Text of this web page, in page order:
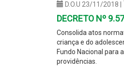
D.O.U 23/11/2018 |
DECRETO Nº
Consolida atos
criança e do
Fundo Nacional para
providências.